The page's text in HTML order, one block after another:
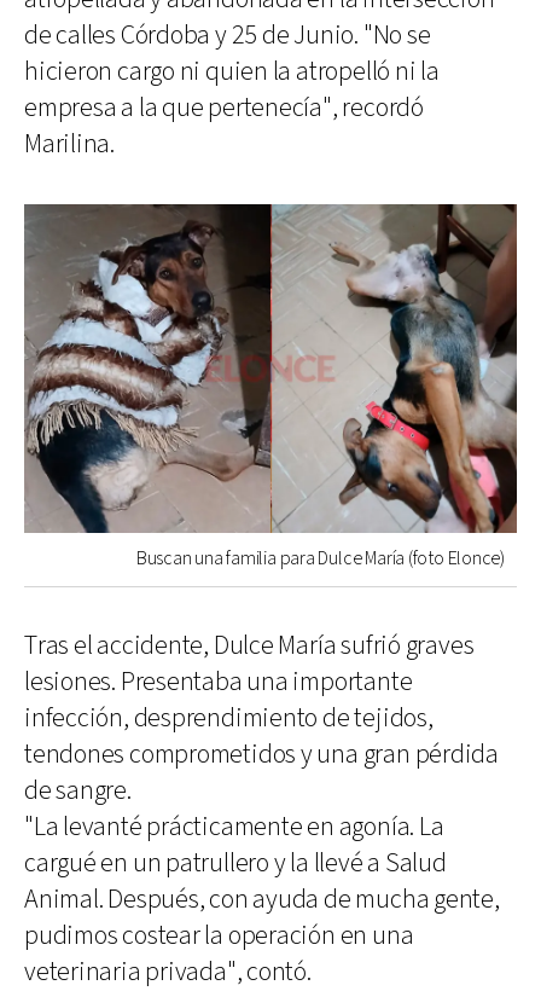
de calles Córdoba y 25 de Junio. "No se
hicieron cargo ni quien la atropelló ni la
empresa a la que pertenecía", recordó
Marilina.
Buscan una familia para Dulce María (foto Elonce)
Tras el accidente, Dulce María sufrió graves
lesiones. Presentaba una importante
infección, desprendimiento de tejidos,
tendones comprometidos y una gran pérdida
de sangre.
"La levanté prácticamente en agonía. La
cargué en un patrullero y la llevé a Salud
Animal. Después, con ayuda de mucha gente,
pudimos costear la operación en una
veterinaria privada", contó.